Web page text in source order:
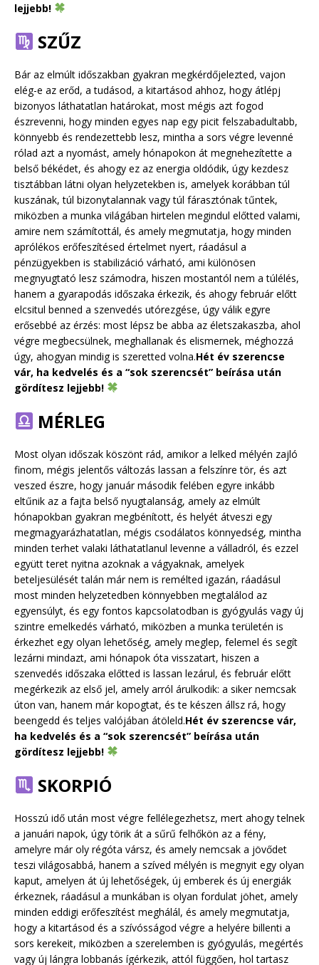
lejjebb!
SZŰZ
Bár az elmúlt időszakban gyakran megkérdőjelezted, vajon
elég-e az erőd, a tudásod, a kitartásod ahhoz, hogy átlépj
bizonyos láthatatlan határokat, most mégis azt fogod
észrevenni, hogy minden egyes nap egy picit felszabadultabb,
könnyebb és rendezettebb lesz, mintha a sors végre levenné
rólad azt a nyomást, amely hónapokon át megnehezítette a
belső békédet, és ahogy ez az energia oldódik, úgy kezdesz
tisztábban látni olyan helyzetekben is, amelyek korábban túl
kuszának, túl bizonytalannak vagy túl fárasztónak tűntek,
miközben a munka világában hirtelen megindul előtted valami,
amire nem számítottál, és amely megmutatja, hogy minden
aprólékos erőfeszítésed értelmet nyert, ráadásul a
pénzügyekben is stabilizáció várható, ami különösen
megnyugtató lesz számodra, hiszen mostantól nem a túlélés,
hanem a gyarapodás időszaka érkezik, és ahogy február előtt
elcsitul benned a szenvedés utórezgése, úgy válik egyre
erősebbé az érzés: most lépsz be abba az életszakaszba, ahol
végre megbecsülnek, meghallanak és elismernek, méghozzá
úgy, ahogyan mindig is szeretted volna.Hét év szerencse
vár, ha kedvelés és a “sok szerencsét” beírása után
gördítesz lejjebb!
MÉRLEG
Most olyan időszak köszönt rád, amikor a lelked mélyén zajló
finom, mégis jelentős változás lassan a felszínre tör, és azt
veszed észre, hogy január második felében egyre inkább
eltűnik az a fajta belső nyugtalanság, amely az elmúlt
hónapokban gyakran megbénított, és helyét átveszi egy
megmagyarázhatatlan, mégis csodálatos könnyedség, mintha
minden terhet valaki láthatatlanul levenne a válladról, és ezzel
együtt teret nyitna azoknak a vágyaknak, amelyek
beteljesülését talán már nem is remélted igazán, ráadásul
most minden helyzetedben könnyebben megtalálod az
egyensúlyt, és egy fontos kapcsolatodban is gyógyulás vagy új
szintre emelkedés várható, miközben a munka területén is
érkezhet egy olyan lehetőség, amely meglep, felemel és segít
lezárni mindazt, ami hónapok óta visszatart, hiszen a
szenvedés időszaka előtted is lassan lezárul, és február előtt
megérkezik az első jel, amely arról árulkodik: a siker nemcsak
úton van, hanem már kopogtat, és te készen állsz rá, hogy
beengedd és teljes valójában átöleld.Hét év szerencse vár,
ha kedvelés és a “sok szerencsét” beírása után
gördítesz lejjebb!
SKORPIÓ
Hosszú idő után most végre fellélegezhetsz, mert ahogy telnek
a januári napok, úgy törik át a sűrű felhőkön az a fény,
amelyre már oly régóta vársz, és amely nemcsak a jövődet
teszi világosabbá, hanem a szíved mélyén is megnyit egy olyan
kaput, amelyen át új lehetőségek, új emberek és új energiák
érkeznek, ráadásul a munkában is olyan fordulat jöhet, amely
minden eddigi erőfeszítést meghálál, és amely megmutatja,
hogy a kitartásod és a szívósságod végre a helyére billenti a
sors kerekeit, miközben a szerelemben is gyógyulás, megértés
vagy új lángra lobbanás ígérkezik, attól függően, hol tartasz